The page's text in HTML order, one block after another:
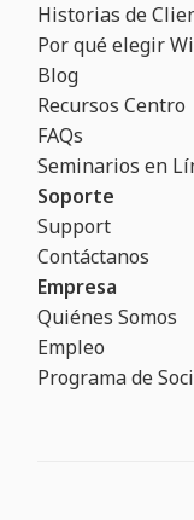
Historias de
Por qué elegir
Blog
Recursos Centro
FAQs
Seminarios en
Soporte
Support
Contáctanos
Empresa
Quiénes Somos
Empleo
Programa de